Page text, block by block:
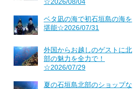
ベタ凪の海で初石垣島の海を
堪能☆2026/07/31
外国からお越しのゲストに北
部の魅力を全力で！
☆2026/07/29
夏の石垣島北部のショップな